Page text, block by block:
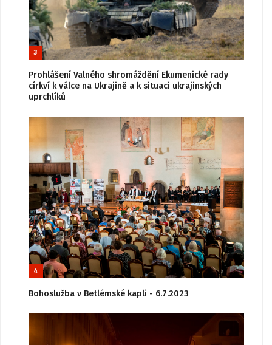
3
Prohlášení Valného shromáždění Ekumenické rady
církví k válce na Ukrajině a k situaci ukrajinských
uprchlíků
4
Bohoslužba v Betlémské kapli - 6.7.2023